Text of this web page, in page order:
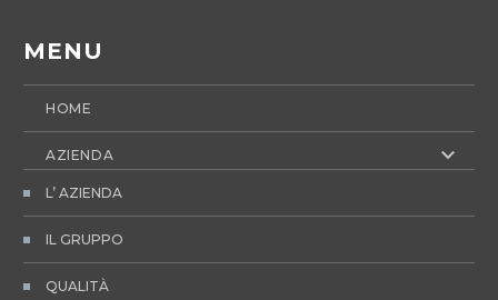
MENU
HOME
AZIENDA
L’ AZIENDA
IL GRUPPO
QUALITÀ